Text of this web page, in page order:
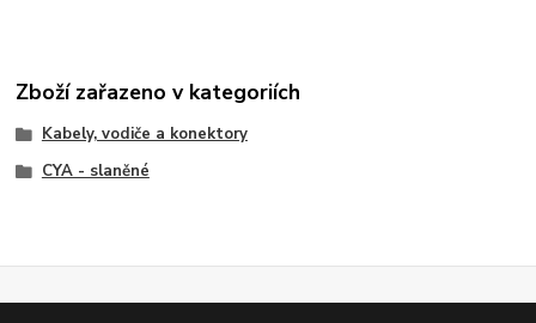
Zboží zařazeno v kategoriích
Kabely, vodiče a konektory
CYA - slaněné